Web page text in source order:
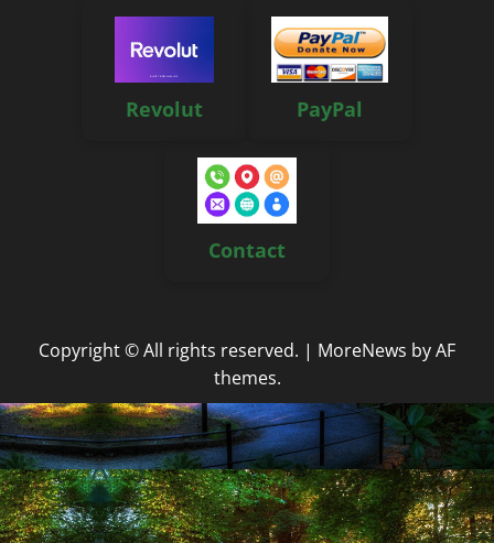
Revolut PayPal
Contact
Copyright © All rights reserved. | MoreNews by AF
themes.